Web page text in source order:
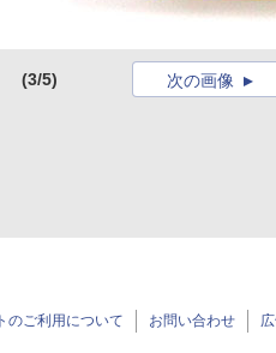
(3/5) 次の画像
のご利用について お問い合わせ